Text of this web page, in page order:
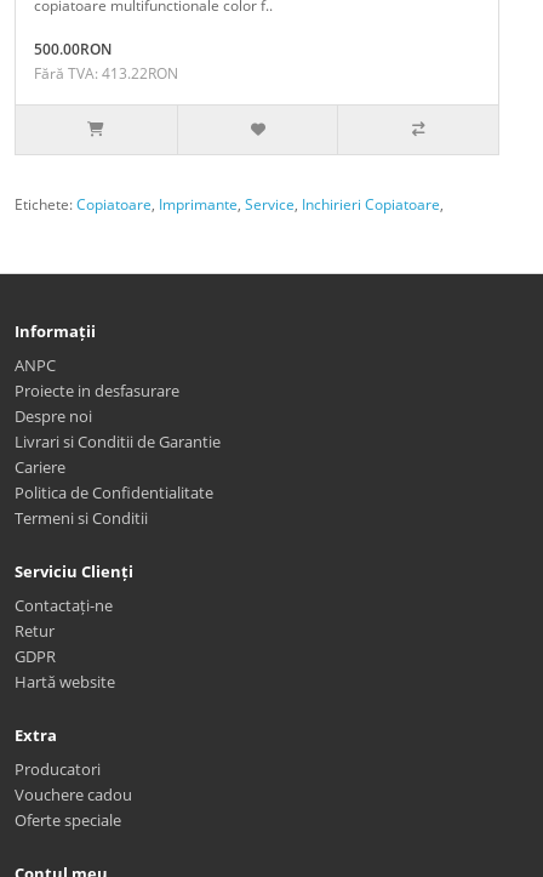
copiatoare multifunctionale color f..
500.00RON
Fără TVA: 413.22RON
Etichete:Copiatoare, Imprimante, Service, Inchirieri Copiatoare,
Informații
ANPC
Proiecte in desfasurare
Despre noi
Livrari si Conditii de Garantie
Cariere
Politica de Confidentialitate
Termeni si Conditii
Serviciu Clienți
Contactați-ne
Retur
GDPR
Hartă website
Extra
Producatori
Vouchere cadou
Oferte speciale